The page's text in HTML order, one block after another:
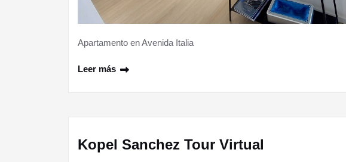
Apartamento en Avenida Italia
Leer más
Kopel Sanchez Tour Virtual